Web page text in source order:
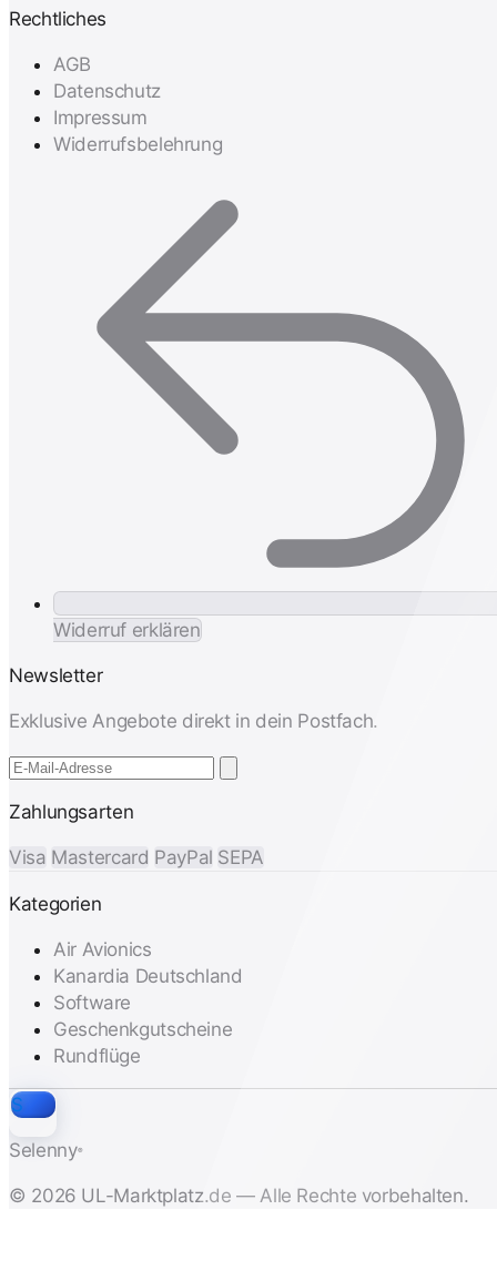
Rechtliches
AGB
Datenschutz
Impressum
Widerrufsbelehrung
Widerruf erklären
Newsletter
Exklusive Angebote direkt in dein Postfach.
Zahlungsarten
Visa Mastercard PayPal SEPA
Kategorien
Air Avionics
Kanardia Deutschland
Software
Geschenkgutscheine
Rundflüge
S
Selenny®
© 2026 UL-Marktplatz.de — Alle Rechte vorbehalten.